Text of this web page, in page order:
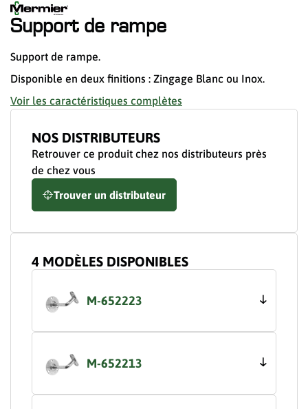
Support de rampe
Support de rampe.
Disponible en deux finitions : Zingage Blanc ou Inox.
Voir les caractéristiques complètes
NOS DISTRIBUTEURS
Retrouver ce produit chez nos distributeurs près
de chez vous
Trouver un distributeur
4 MODÈLES DISPONIBLES
M-652223
M-652213